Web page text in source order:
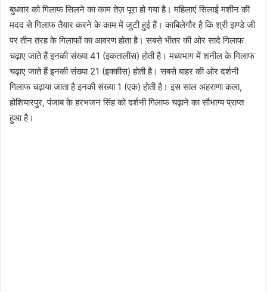
बुधवार को गिलाफ सिलने का काम तेज़ पूरा हो गया है। महिलाएं सिलाई मशीन की
मदद से गिलाफ तैयार करने के काम में जुटी हुई हैं। काबिलेगौर है कि श्री झण्डे जी
पर तीन तरह के गिलाफों का आवरण होता है। सबसे भीतर की ओर सादे गिलाफ
चढ़ाए जाते हैं इनकी संख्या 41 (इकतालीस) होती है। मध्यभाग में शनील के गिलाफ
चढ़ाए जाते हैं इनकी संख्या 21 (इक्कीस) होती है। सबसे बाहर की ओर दर्शनी
गिलाफ चढ़ाया जाता है इनकी संख्या 1 (एक) होती है। इस साल अहराणा कला,
होशियारपुर, पंजाब के हरभजन सिंह को दर्शनी गिलाफ चढ़ाने का सौभाग्य प्राप्त
हुआ है।